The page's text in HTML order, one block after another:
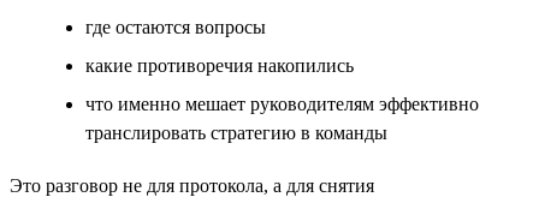
где остаются вопросы
какие противоречия накопились
что именно мешает руководителям эффективно
транслировать стратегию в команды
Это разговор не для протокола, а для снятия